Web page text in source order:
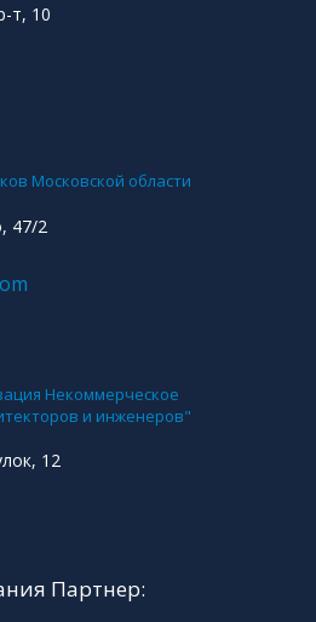
т, 10
Московской области
47/2
Некоммерческое
и инженеров"
12
Партнер: